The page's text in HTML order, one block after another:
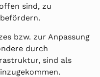
sind, zu
bzw. zur Anpassung
durch
sind als